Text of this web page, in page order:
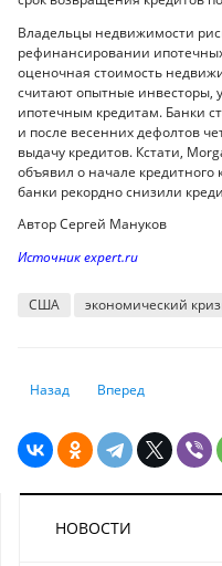
Владельцы недвижимости
рефинансировании ипотечных
оценочная стоимость
считают опытные инвесторы,
ипотечным кредитам. Банки
и после весенних дефолтов
выдачу кредитов. Кстати,
объявил о начале кредитного
банки рекордно снизили
Автор Сергей Мануков
Источник expert.ru
США экономический
Предыдущий: Что будет с
Назад Следующий: Во
Вперед
НОВОСТИ